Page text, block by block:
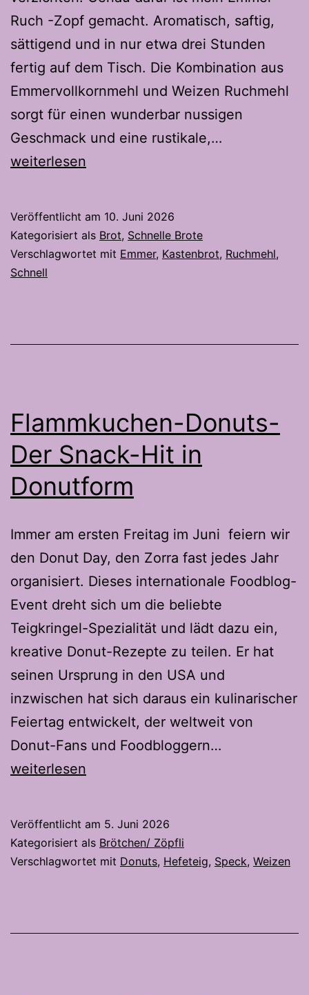
Ruch -Zopf gemacht. Aromatisch, saftig,
sättigend und in nur etwa drei Stunden
fertig auf dem Tisch. Die Kombination aus
Emmervollkornmehl und Weizen Ruchmehl
sorgt für einen wunderbar nussigen
Geschmack und eine rustikale,…
geflochtene
weiterlesen
Veröffentlicht am 10. Juni 2026
Kategorisiert als Brot, Schnelle Brote
Verschlagwortet mit Emmer, Kastenbrot, Ruchmehl,
Schnell
Flammkuchen-Donuts-
Der Snack-Hit in
Donutform
Immer am ersten Freitag im Juni feiern wir
den Donut Day, den Zorra fast jedes Jahr
organisiert. Dieses internationale Foodblog-
Event dreht sich um die beliebte
Teigkringel-Spezialität und lädt dazu ein,
kreative Donut-Rezepte zu teilen. Er hat
seinen Ursprung in den USA und
inzwischen hat sich daraus ein kulinarischer
Feiertag entwickelt, der weltweit von
Donut-Fans und Foodbloggern…
in
weiterlesen
Veröffentlicht am 5. Juni 2026
Kategorisiert als Brötchen/ Zöpfli
Verschlagwortet mit Donuts, Hefeteig, Speck, Weizen